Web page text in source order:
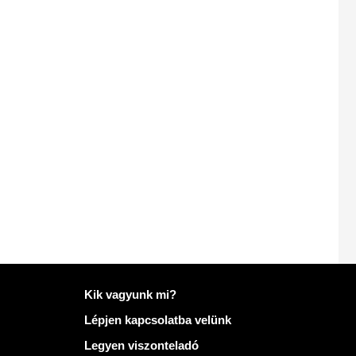
További információ: Mailo
Kik vagyunk mi?
Lépjen kapcsolatba velünk
Legyen viszonteladó